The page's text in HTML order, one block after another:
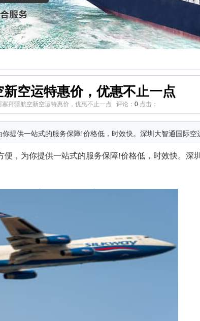
空运特惠价，优惠不止一点
拜疆航空新空运特惠价，优惠不止一点 评论： 0点击：
提供一站式的服务保障!价格低，时效快。深圳大智通国际空
便，为你提供一站式的服务保障!价格低，时效快。深